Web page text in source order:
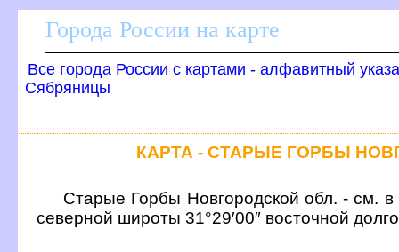
Города России на карте
се города России с картами - алфавитный
Сябряницы
КАРТА - СТАРЫЕ ГОРБЫ
Старые Горбы Новгородской обл. - см. в
северной широты 31°29′00″ восточной